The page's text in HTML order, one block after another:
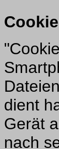
dient
Gerät
nach